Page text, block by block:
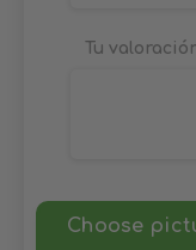
Tu
Choose